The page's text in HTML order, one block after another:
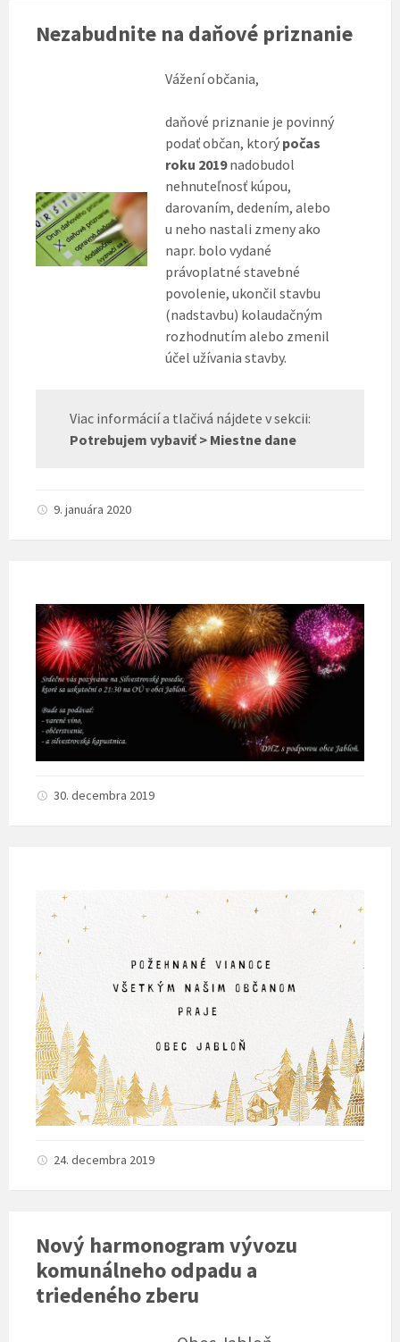
Nezabudnite na daňové priznanie
Vážení občania,
daňové priznanie je povinný
podať občan, ktorý počas
roku 2019nadobudol
nehnuteľnosť kúpou,
darovaním, dedením, alebo
u neho nastali zmeny ako
napr. bolo vydané
právoplatné stavebné
povolenie, ukončil stavbu
(nadstavbu) kolaudačným
rozhodnutím alebo zmenil
účel užívania stavby.
Viac informácií a tlačivá nájdete v sekcii:
Potrebujem vybaviť > Miestne dane
9. januára 2020
30. decembra 2019
24. decembra 2019
Nový harmonogram vývozu
komunálneho odpadu a
triedeného zberu